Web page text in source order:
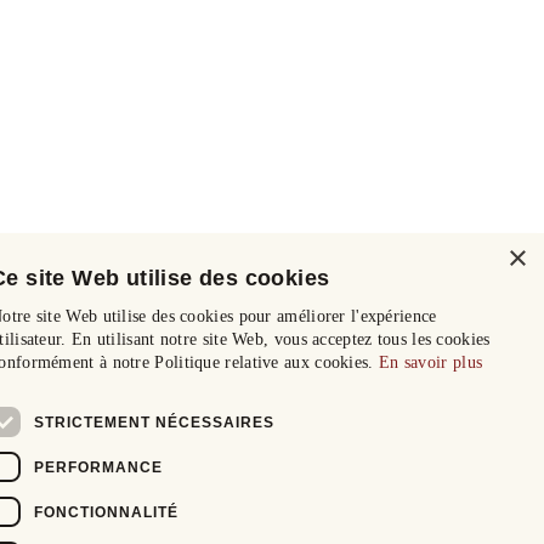
×
site Web utilise des cookies
site Web utilise des cookies pour améliorer l'expérience
En utilisant notre site Web, vous acceptez tous les cookies
à notre Politique relative aux cookies. En savoir plus
STRICTEMENT NÉCESSAIRES
PERFORMANCE
FONCTIONNALITÉ